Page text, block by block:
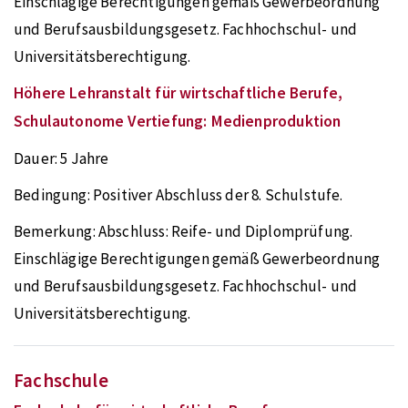
und Berufsausbildungsgesetz. Fachhochschul- und
Universitätsberechtigung.
Höhere Lehranstalt für wirtschaftliche Berufe,
Schulautonome Vertiefung: Medienproduktion
Dauer:5 Jahre
Bedingung: Positiver Abschluss der 8. Schulstufe.
Bemerkung:Abschluss: Reife- und Diplomprüfung.
Einschlägige Berechtigungen gemäß Gewerbeordnung
und Berufsausbildungsgesetz. Fachhochschul- und
Universitätsberechtigung.
Fachschule